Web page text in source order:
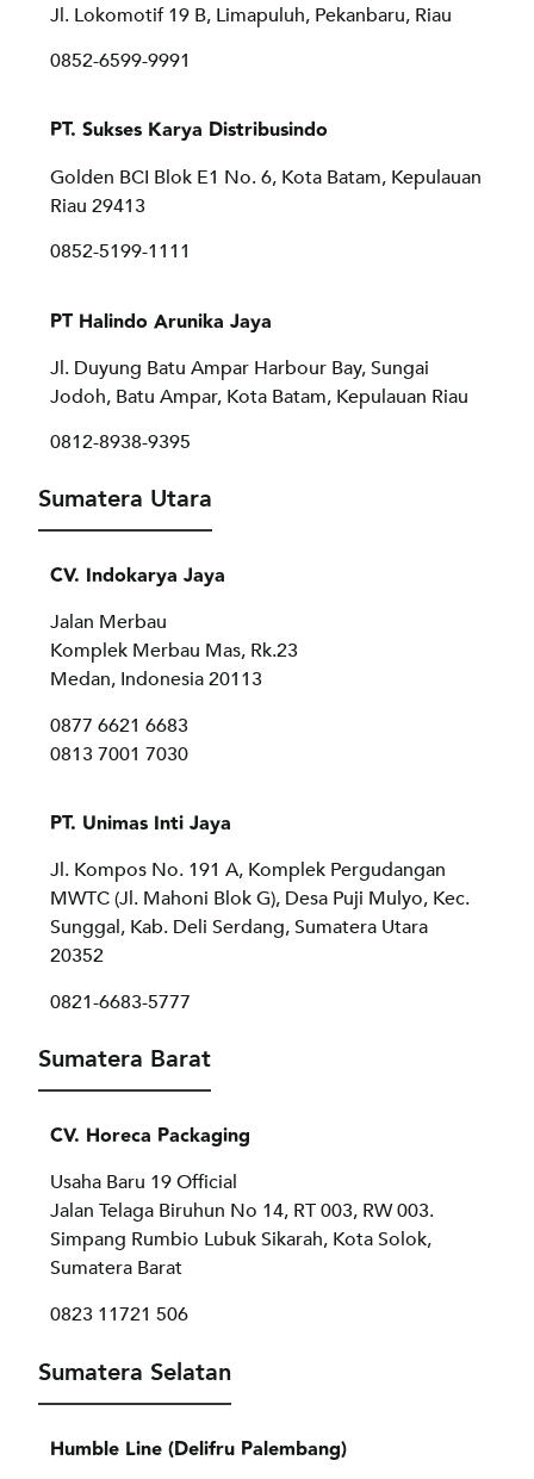
Jl. Lokomotif 19 B, Limapuluh, Pekanbaru, Riau
0852-6599-9991
PT. Sukses Karya Distribusindo
Golden BCI Blok E1 No. 6, Kota Batam, Kepulauan
Riau 29413
0852-5199-1111
PT Halindo Arunika Jaya
Jl. Duyung Batu Ampar Harbour Bay, Sungai
Jodoh, Batu Ampar, Kota Batam, Kepulauan Riau
0812-8938-9395
Sumatera Utara
CV. Indokarya Jaya
Jalan Merbau
Komplek Merbau Mas, Rk.23
Medan, Indonesia 20113
0877 6621 6683
0813 7001 7030
PT. Unimas Inti Jaya
Jl. Kompos No. 191 A, Komplek Pergudangan
MWTC (Jl. Mahoni Blok G), Desa Puji Mulyo, Kec.
Sunggal, Kab. Deli Serdang, Sumatera Utara
20352
0821-6683-5777
Sumatera Barat
CV. Horeca Packaging
Usaha Baru 19 Official
Jalan Telaga Biruhun No 14, RT 003, RW 003.
Simpang Rumbio Lubuk Sikarah, Kota Solok,
Sumatera Barat
0823 11721 506
Sumatera Selatan
Humble Line (Delifru Palembang)